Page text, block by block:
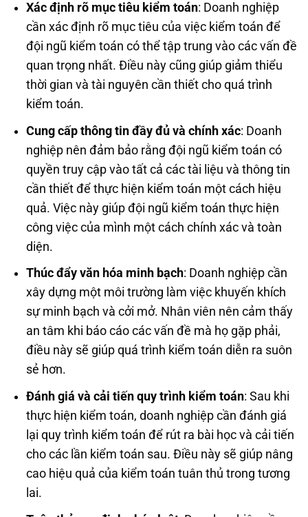
Xác định rõ mục tiêu kiểm toán: Doanh nghiệp
cần xác định rõ mục tiêu của việc kiểm toán để
đội ngũ kiểm toán có thể tập trung vào các vấn đề
quan trọng nhất. Điều này cũng giúp giảm thiểu
thời gian và tài nguyên cần thiết cho quá trình
kiểm toán.
Cung cấp thông tin đầy đủ và chính xác: Doanh
nghiệp nên đảm bảo rằng đội ngũ kiểm toán có
quyền truy cập vào tất cả các tài liệu và thông tin
cần thiết để thực hiện kiểm toán một cách hiệu
quả. Việc này giúp đội ngũ kiểm toán thực hiện
công việc của mình một cách chính xác và toàn
diện.
Thúc đẩy văn hóa minh bạch: Doanh nghiệp cần
xây dựng một môi trường làm việc khuyến khích
sự minh bạch và cởi mở. Nhân viên nên cảm thấy
an tâm khi báo cáo các vấn đề mà họ gặp phải,
điều này sẽ giúp quá trình kiểm toán diễn ra suôn
sẻ hơn.
Đánh giá và cải tiến quy trình kiểm toán: Sau khi
thực hiện kiểm toán, doanh nghiệp cần đánh giá
lại quy trình kiểm toán để rút ra bài học và cải tiến
cho các lần kiểm toán sau. Điều này sẽ giúp nâng
cao hiệu quả của kiểm toán tuân thủ trong tương
lai.